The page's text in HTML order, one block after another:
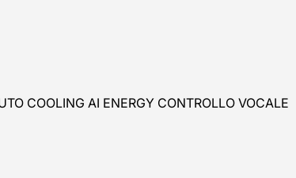
COOLING AI ENERGY CONTROLLO VOCALE